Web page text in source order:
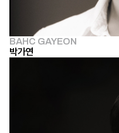
BAHC GAYEON
박가연